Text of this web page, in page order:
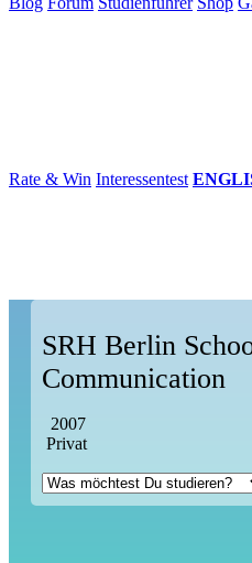
Rate & Win Interessentest
SRH Berlin
Communication
2007
Privat